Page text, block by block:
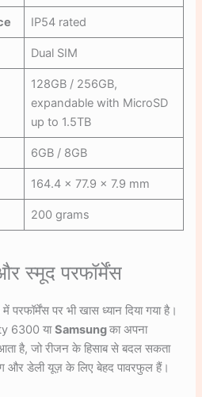
IP54 rated
Dual SIM
128GB / 256GB,
expandable with MicroSD
up to 1.5TB
6GB / 8GB
164.4 × 77.9 × 7.9 mm
200 grams
स्मूद परफॉर्मेंस
में परफॉर्मेंस पर भी खास ध्यान दिया गया है।
6300 याSamsungका अपना
है, जो रीजन के हिसाब से बदल सकता
और डेली यूज़ के लिए बेहद पावरफुल हैं।